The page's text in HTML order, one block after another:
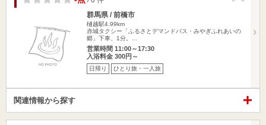
群馬県 / 前橋市
樋越駅4.99km
赤城タクシー「ふるさとデマンドバス・みやぎふれあいの
郷」下車、1分。…
営業時間 11:00～17:30
入浴料金 300円～
日帰り ひとり旅・一人旅
関連情報から探す